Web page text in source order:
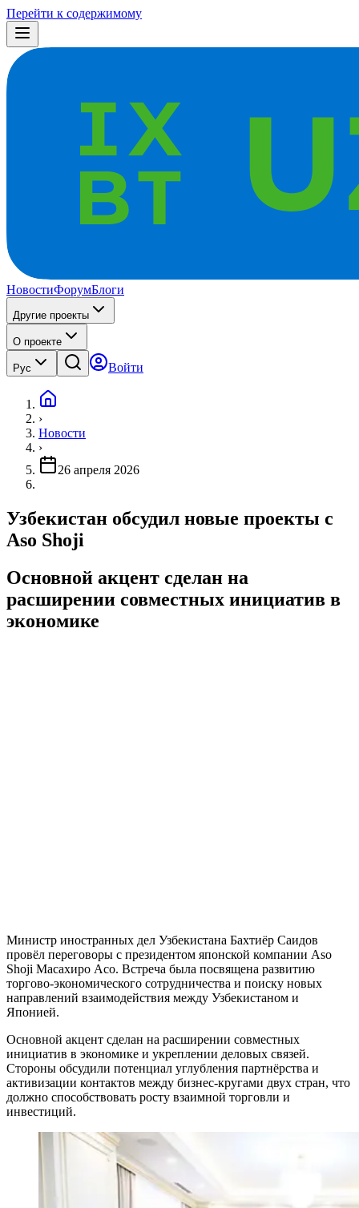
Перейти к содержимому
НовостиФорумБлоги
Другие проекты
О проекте
Рус Войти
›
Новости
›
26 апреля 2026
Узбекистан обсудил новые проекты с
Aso Shoji
Основной акцент сделан на
расширении совместных инициатив в
экономике
Министр иностранных дел Узбекистана Бахтиёр Саидов
провёл переговоры с президентом японской компании Aso
Shoji Масахиро Асо. Встреча была посвящена развитию
торгово-экономического сотрудничества и поиску новых
направлений взаимодействия между Узбекистаном и
Японией.
Основной акцент сделан на расширении совместных
инициатив в экономике и укреплении деловых связей.
Стороны обсудили потенциал углубления партнёрства и
активизации контактов между бизнес-кругами двух стран, что
должно способствовать росту взаимной торговли и
инвестиций.